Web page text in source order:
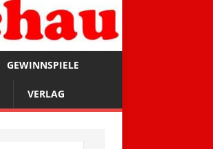
GEWINNSPIELE
VERLAG